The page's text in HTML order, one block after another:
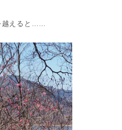
越えると……